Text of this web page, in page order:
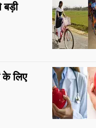
के लिए